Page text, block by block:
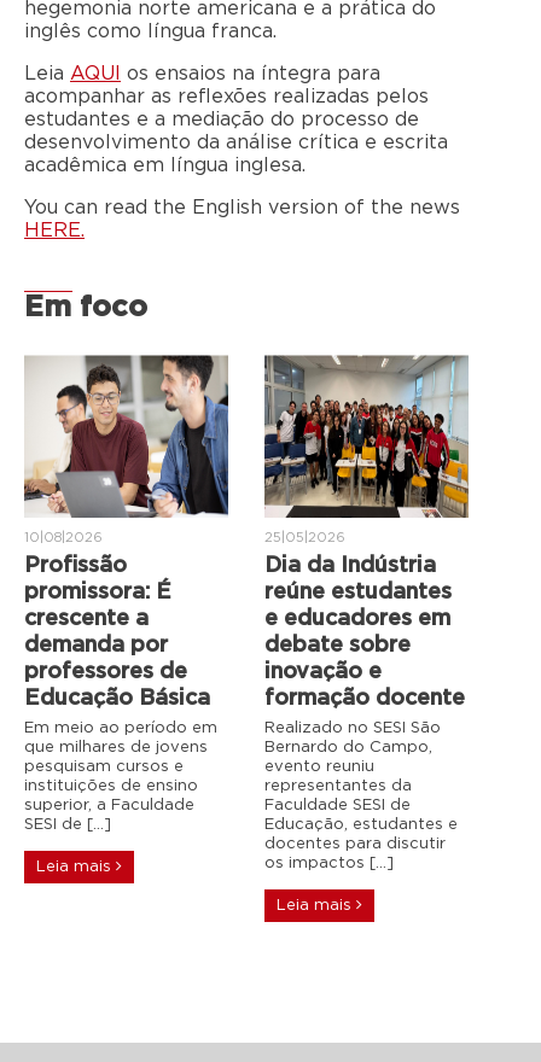
hegemonia norte americana e a prática do
inglês como língua franca.
Leia AQUI
os ensaios na íntegra para
acompanhar as reflexões realizadas pelos
estudantes e a mediação do processo de
desenvolvimento da análise crítica e escrita
acadêmica em língua inglesa.
You can read the English version of the news
HERE.
Em foco
10|08|2026
Profissão
promissora: É
crescente a
demanda por
professores de
Educação Básica
Em meio ao período em
que milhares de jovens
pesquisam cursos e
instituições de ensino
superior, a Faculdade
SESI de […]
Leia mais
25|05|2026
Dia da Indústria
reúne estudantes
e educadores em
debate sobre
inovação e
formação docente
Realizado no SESI São
Bernardo do Campo,
evento reuniu
representantes da
Faculdade SESI de
Educação, estudantes e
docentes para discutir
os impactos […]
Leia mais